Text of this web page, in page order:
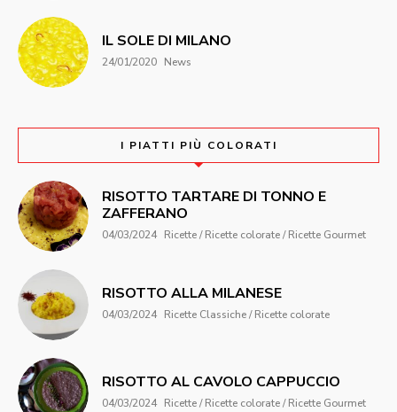
IL SOLE DI MILANO
24/01/2020 News
I PIATTI PIÙ COLORATI
RISOTTO TARTARE DI TONNO E
ZAFFERANO
04/03/2024 Ricette / Ricette colorate / Ricette Gourmet
RISOTTO ALLA MILANESE
04/03/2024 Ricette Classiche / Ricette colorate
RISOTTO AL CAVOLO CAPPUCCIO
04/03/2024 Ricette / Ricette colorate / Ricette Gourmet